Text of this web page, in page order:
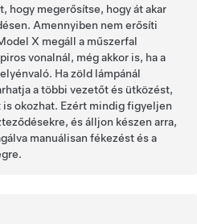
hogy megerősítse, hogy át akar
Amennyiben nem erősíti
X megáll a műszerfal
vonalnál, még akkor is, ha a
Ha zöld lámpánál
a többi vezetőt és ütközést,
is okozhat. Ezért mindig figyeljen
és álljon készen arra,
manuálisan fékezést és a